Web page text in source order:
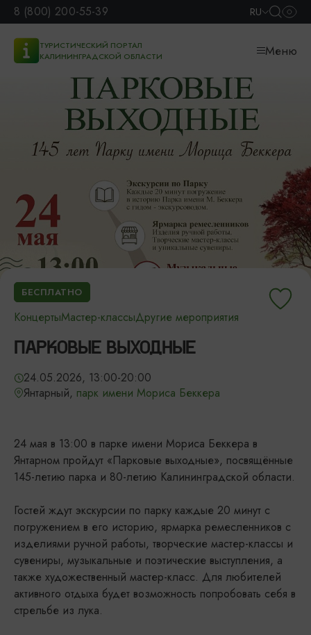
8 (800) 200-55-39 RU
ТУРИСТИЧЕСКИЙ ПОРТАЛ
КАЛИНИНГРАДСКОЙ ОБЛАСТИ
Меню
БЕСПЛАТНО
КонцертыМастер-классыДругие мероприятия
ПАРКОВЫЕ ВЫХОДНЫЕ
24.05.2026, 13:00-20:00
Янтарный, парк имени Мориса Беккера
24 мая в 13:00 в парке имени Мориса Беккера в
Янтарном пройдут «Парковые выходные», посвящённые
145-летию парка и 80-летию Калининградской области.
Гостей ждут экскурсии по парку каждые 20 минут с
погружением в его историю, ярмарка ремесленников с
изделиями ручной работы, творческие мастер-классы и
сувениры, музыкальные и поэтические выступления, а
также художественный мастер-класс. Для любителей
активного отдыха будет возможность попробовать себя в
стрельбе из лука.